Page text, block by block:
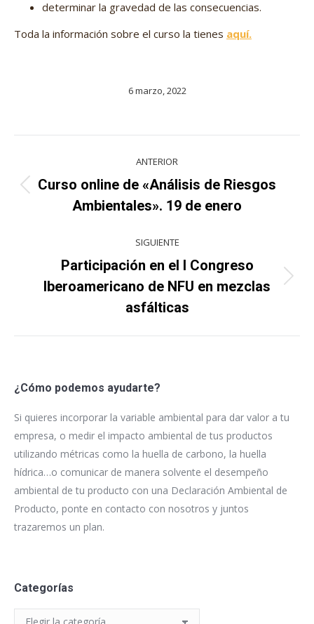
determinar la gravedad de las consecuencias.
Toda la información sobre el curso la tienes aquí.
6 marzo, 2022
entre
proyectos
ANTERIOR
Proyecto
anterior
Curso online de «Análisis de Riesgos
Ambientales». 19 de enero
SIGUIENTE
Proyecto
siguiente
Participación en el I Congreso
Iberoamericano de NFU en mezclas
asfálticas
¿Cómo podemos ayudarte?
Si quieres incorporar la variable ambiental para dar valor a tu
empresa, o medir el impacto ambiental de tus productos
utilizando métricas como la huella de carbono, la huella
hídrica…o comunicar de manera solvente el desempeño
ambiental de tu producto con una Declaración Ambiental de
Producto, ponte en contacto con nosotros y juntos
trazaremos un plan.
Categorías
Categorías